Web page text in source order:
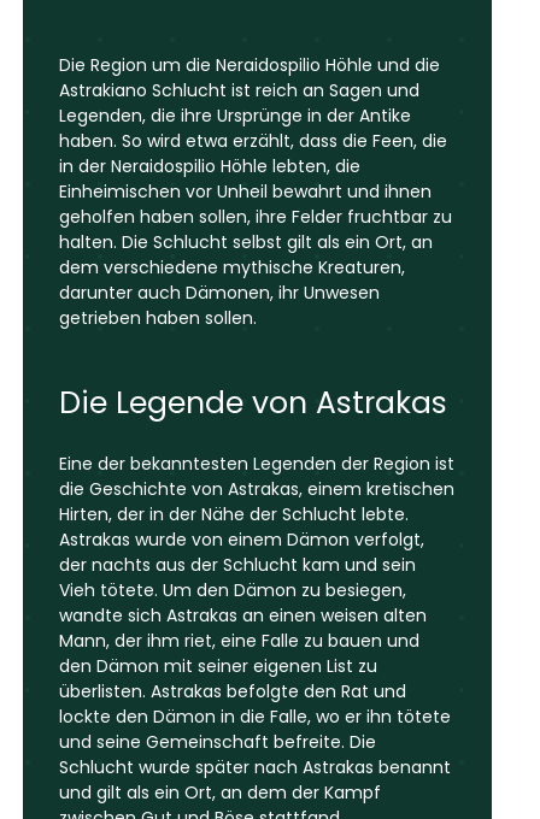
Die Region um die Neraidospilio Höhle und die
Astrakiano Schlucht ist reich an Sagen und
Legenden, die ihre Ursprünge in der Antike
haben. So wird etwa erzählt, dass die Feen, die
in der Neraidospilio Höhle lebten, die
Einheimischen vor Unheil bewahrt und ihnen
geholfen haben sollen, ihre Felder fruchtbar zu
halten. Die Schlucht selbst gilt als ein Ort, an
dem verschiedene mythische Kreaturen,
darunter auch Dämonen, ihr Unwesen
getrieben haben sollen.
Die Legende von Astrakas
Eine der bekanntesten Legenden der Region ist
die Geschichte von Astrakas, einem kretischen
Hirten, der in der Nähe der Schlucht lebte.
Astrakas wurde von einem Dämon verfolgt,
der nachts aus der Schlucht kam und sein
Vieh tötete. Um den Dämon zu besiegen,
wandte sich Astrakas an einen weisen alten
Mann, der ihm riet, eine Falle zu bauen und
den Dämon mit seiner eigenen List zu
überlisten. Astrakas befolgte den Rat und
lockte den Dämon in die Falle, wo er ihn tötete
und seine Gemeinschaft befreite. Die
Schlucht wurde später nach Astrakas benannt
und gilt als ein Ort, an dem der Kampf